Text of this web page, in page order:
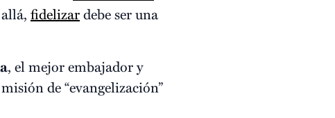
fidelizardebe ser una
, el mejor embajador y
de “evangelización”